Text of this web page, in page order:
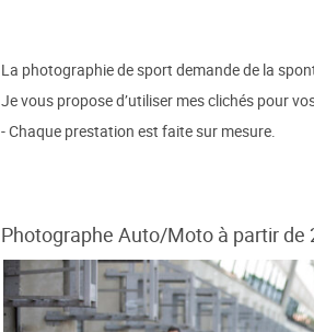
La photographie de sport demande de la
Je vous propose d’utiliser mes clichés pour
- Chaque prestation est faite sur mesure.
Photographe Auto/Moto à partir de